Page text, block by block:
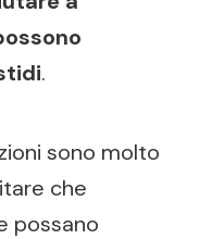
.
sono molto
che
possano